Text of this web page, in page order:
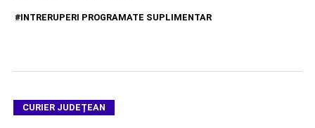
INTRERUPERI PROGRAMATE SUPLIMENTAR
CURIER JUDEȚEAN